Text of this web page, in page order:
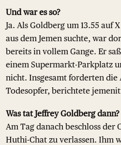
Und war es so?
Ja. Als Goldberg um 13.55 auf
aus dem Jemen suchte, war
bereits in vollem Gange. Er
einem Supermarkt-Parkplatz
nicht. Insgesamt forderten die
Todesopfer, berichtete
Was tat Jeffrey Goldberg dann?
Am Tag danach beschloss der
Huthi-Chat zu verlassen. Ihm